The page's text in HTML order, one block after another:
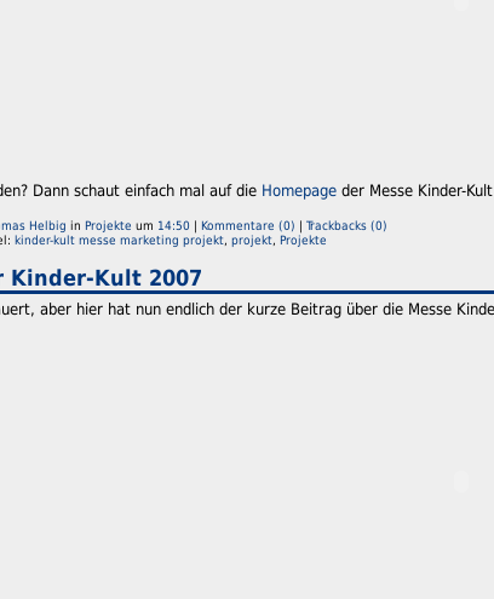
Dann schaut einfach mal auf die Homepage der Messe Kinder-
Helbig in Projekte um 14:50 | Kommentare (0) | Trackbacks (0)
kinder-kult messe marketing projekt, projekt, Projekte
Kinder-Kult 2007
aber hier hat nun endlich der kurze Beitrag über die Messe